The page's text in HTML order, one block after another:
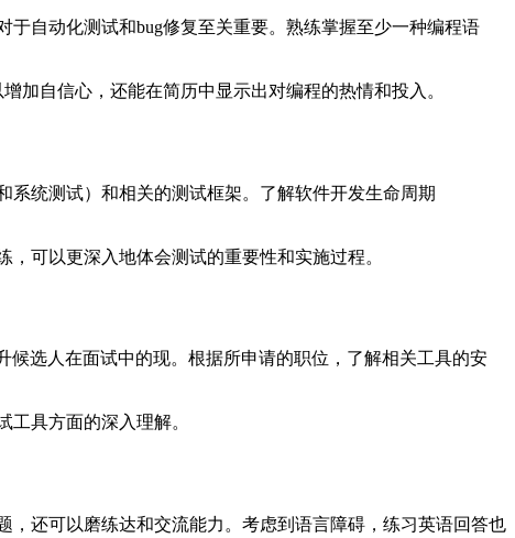
自动化测试和bug修复至关重要。熟练掌握至少一种编程语
加自信心，还能在简历中显示出对编程的热情和投入。
统测试）和相关的测试框架。了解软件开发生命周期
可以更深入地体会测试的重要性和实施过程。
候选人在面试中的现。根据所申请的职位，了解相关工具的安
具方面的深入理解。
还可以磨练达和交流能力。考虑到语言障碍，练习英语回答也